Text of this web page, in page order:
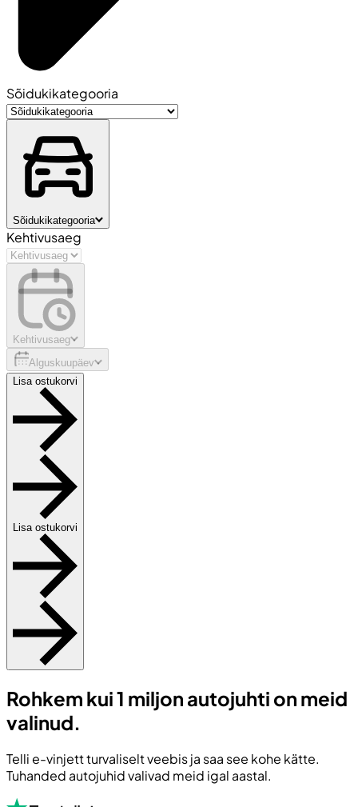
Sõidukikategooria
Sõidukikategooria
Kehtivusaeg
Kehtivusaeg
Alguskuupäev
Lisa ostukorvi
Lisa ostukorvi
Rohkem kui 1 miljon autojuhti on meid
valinud.
Telli e-vinjett turvaliselt veebis ja saa see kohe kätte.
Tuhanded autojuhid valivad meid igal aastal.